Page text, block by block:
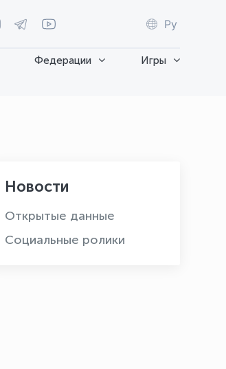
Ру
Федерации
Игры
Новости
Открытые данные
Социальные ролики